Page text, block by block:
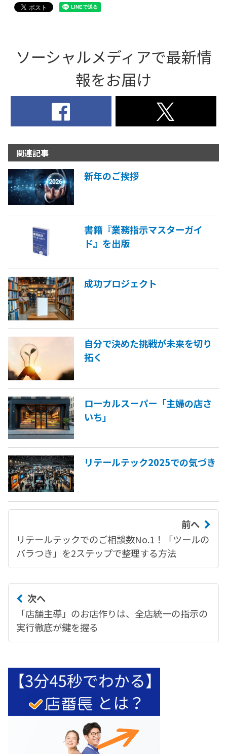
ソーシャルメディアで最新情
報をお届け
関連記事
新年のご挨拶
書籍『業務指示マスターガイ
ド』を出版
成功プロジェクト
自分で決めた挑戦が未来を切り
拓く
ローカルスーパー「主婦の店さ
いち」
リテールテック2025での気づき
前へ
リテールテックでのご相談数No.1！「ツールの
バラつき」を2ステップで整理する方法
次へ
「店舗主導」のお店作りは、全店統一の指示の
実行徹底が鍵を握る